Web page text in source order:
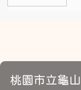
桃園市立龜